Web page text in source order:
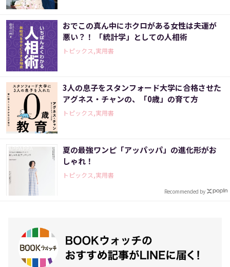
おでこの真ん中にホクロがある女性は夫運が
悪い？！ 「統計学」としての人相術
トピックス,実用書
3人の息子をスタンフォード大学に合格させた
アグネス・チャンの、「0歳」の育て方
トピックス,実用書
夏の最強ワンピ「アッパッパ」の進化形がお
しゃれ！
トピックス,実用書
Recommended by